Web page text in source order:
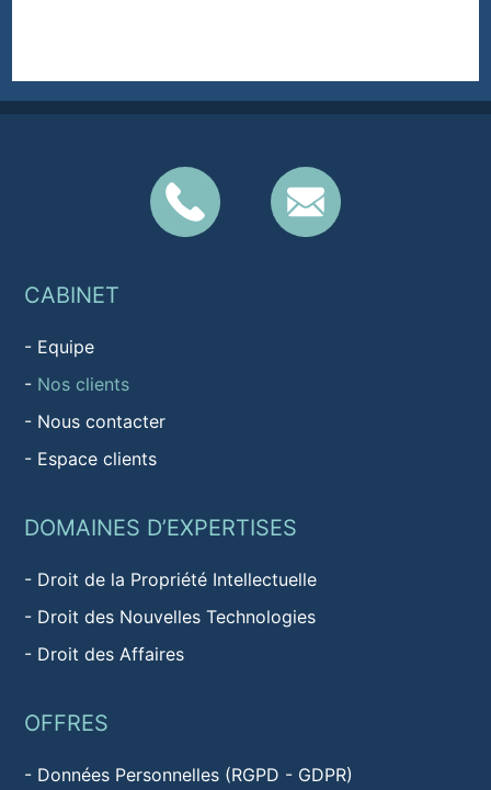
CABINET
- Equipe
- Nos clients
- Nous contacter
- Espace clients
DOMAINES D’EXPERTISES
- Droit de la Propriété Intellectuelle
- Droit des Nouvelles Technologies
- Droit des Affaires
OFFRES
- Données Personnelles (RGPD - GDPR)